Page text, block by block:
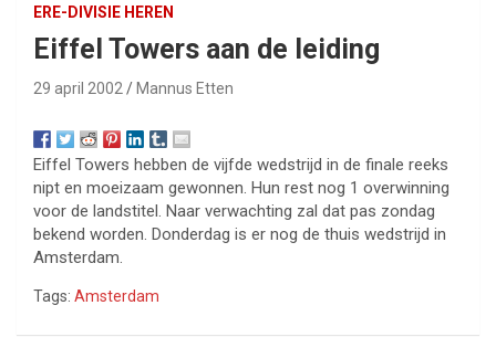
ERE-DIVISIE HEREN
Eiffel Towers aan de leiding
29 april 2002 Mannus Etten
Eiffel Towers hebben de vijfde wedstrijd in de finale reeks
nipt en moeizaam gewonnen. Hun rest nog 1 overwinning
voor de landstitel. Naar verwachting zal dat pas zondag
bekend worden. Donderdag is er nog de thuis wedstrijd in
Amsterdam.
Tags: Amsterdam